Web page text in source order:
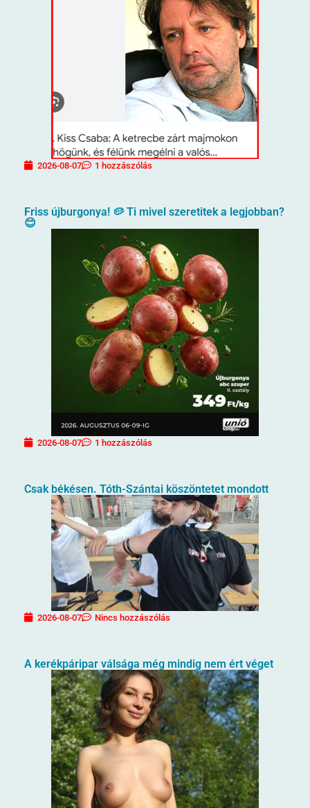
2026-08-07 1 hozzászólás
Friss újburgonya! 🥔 Ti mivel szeretitek a legjobban?
😊
2026-08-07 1 hozzászólás
Csak békésen. Tóth-Szántai köszöntetet mondott
2026-08-07 Nincs hozzászólás
A kerékpáripar válsága még mindig nem ért véget